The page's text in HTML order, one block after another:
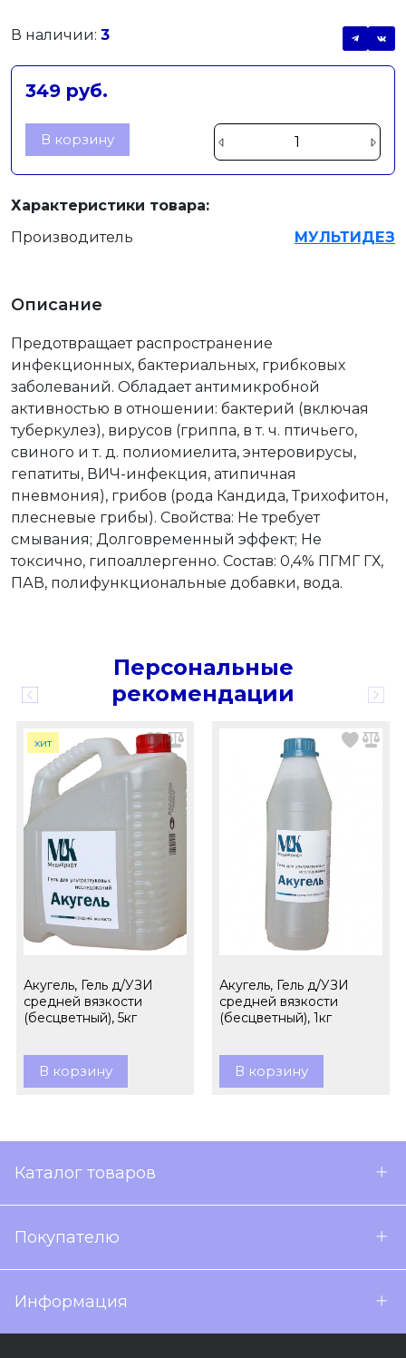
В наличии: 3
349 руб.
В корзину
Характеристики товара:
Производитель
МУЛЬТИДЕЗ
Описание
Предотвращает распространение
инфекционных, бактериальных, грибковых
заболеваний. Обладает антимикробной
активностью в отношении: бактерий (включая
туберкулез), вирусов (гриппа, в т. ч. птичьего,
свиного и т. д. полиомиелита, энтеровирусы,
гепатиты, ВИЧ-инфекция, атипичная
пневмония), грибов (рода Кандида, Трихофитон,
плесневые грибы). Свойства: Не требует
смывания; Долговременный эффект; Не
токсично, гипоаллергенно. Состав: 0,4% ПГМГ ГХ,
ПАВ, полифункциональные добавки, вода.
Персональные
рекомендации
хит
Акугель, Гель д/УЗИ
средней вязкости
(бесцветный), 5кг
В корзину
Акугель, Гель д/УЗИ
средней вязкости
(бесцветный), 1кг
В корзину
Каталог товаров
Покупателю
Информация